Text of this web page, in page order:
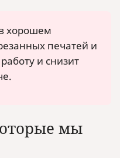
хорошем
печатей и
и снизит
мы